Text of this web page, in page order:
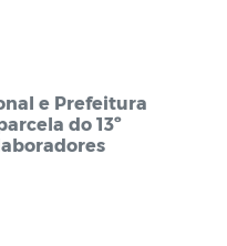
e Prefeitura
do 13º